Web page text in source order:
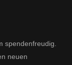
spendenfreudig.
neuen